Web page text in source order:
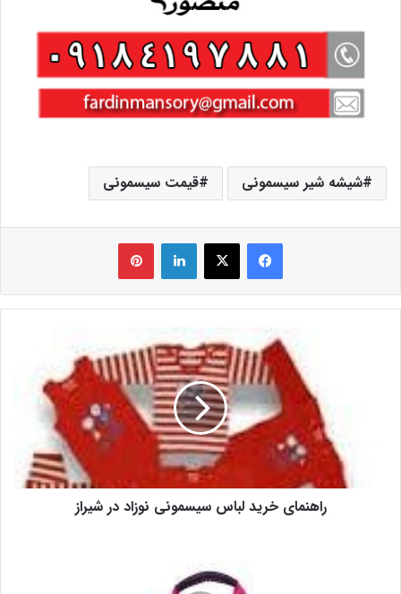
شیشه شیر سیسمونی قیمت سیسمونی
فیس بوک X لینکدین ‫پین‌ترست
راهنمای خرید لباس سیسمونی نوزاد در شیراز